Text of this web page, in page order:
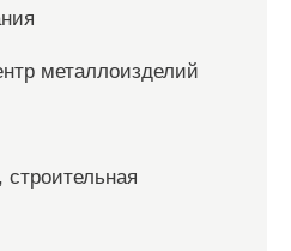
металлоизделий